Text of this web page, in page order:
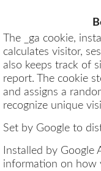
The _ga cookie,
calculates visitor,
also keeps track of
report. The cookie
and assigns a
recognize unique
Set by Google to
Installed by Google
information on how